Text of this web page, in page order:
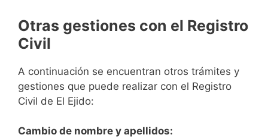
Otras gestiones con el Registro
Civil
A continuación se encuentran otros trámites y
gestiones que puede realizar con el Registro
Civil de El Ejido:
Cambio de nombre y apellidos: